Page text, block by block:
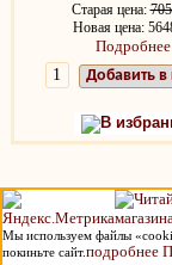
Старая цена:
Новая цена:
Подробнее
Добавить в
В
Мы используем файлы
покиньте сайт.